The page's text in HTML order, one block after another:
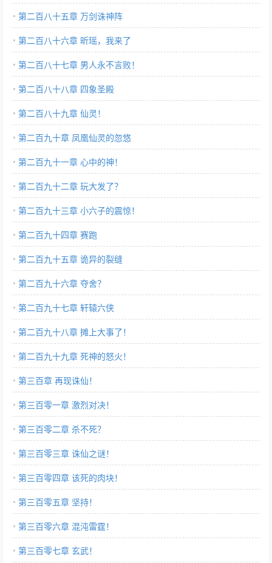
第二百八十五章 万剑诛神阵
第二百八十六章 昕瑶，我来了
第二百八十七章 男人永不言败！
第二百八十八章 四象圣殿
第二百八十九章 仙灵！
第二百九十章 凤凰仙灵的忽悠
第二百九十一章 心中的神！
第二百九十二章 玩大发了？
第二百九十三章 小六子的震惊！
第二百九十四章 赛跑
第二百九十五章 诡异的裂缝
第二百九十六章 夺舍？
第二百九十七章 轩辕六侠
第二百九十八章 摊上大事了！
第二百九十九章 死神的怒火！
第三百章 再现诛仙！
第三百零一章 激烈对决！
第三百零二章 杀不死？
第三百零三章 诛仙之谜！
第三百零四章 该死的肉块！
第三百零五章 坚持！
第三百零六章 混沌雷霆！
第三百零七章 玄武！